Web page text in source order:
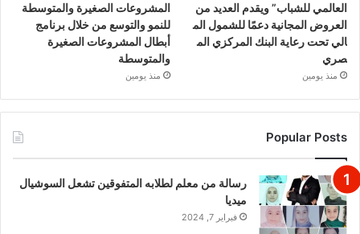
العالمي للشباب” ويقدم العديد من
العروض المجانية دعمًا للشمول الم
الي تحت رعاية البنك المركزي الم
صري
منذ يومين
المشروعات الصغيرة والمتوسطة
للنمو والتوسع من خلال برنامج
أبطال المشروعات الصغيرة
والمتوسطة
منذ يومين
Popular Posts
رسالة من معلم لطلابه المتفوقين تشعل السوشيال
ميديا
فبراير 7, 2024